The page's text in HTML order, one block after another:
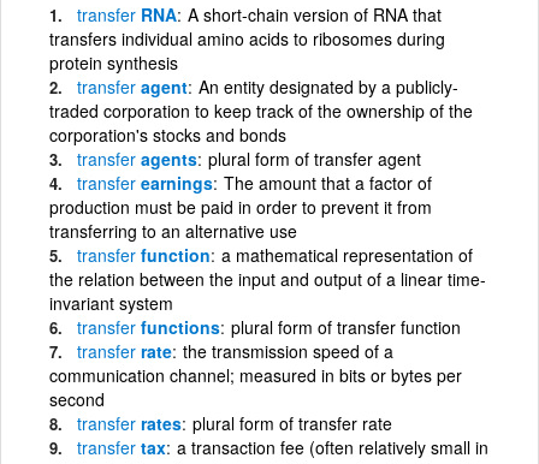
transfer RNA A short-chain version of RNA that
transfers individual amino acids to ribosomes during
protein synthesis
transfer agent An entity designated by a publicly-
traded corporation to keep track of the ownership of the
corporation's stocks and bonds
transfer agents plural form of transfer agent
transfer earnings The amount that a factor of
production must be paid in order to prevent it from
transferring to an alternative use
transfer function a mathematical representation of
the relation between the input and output of a linear time-
invariant system
transfer functions plural form of transfer function
transfer rate the transmission speed of a
communication channel; measured in bits or bytes per
second
transfer rates plural form of transfer rate
transfer tax a transaction fee (often relatively small in